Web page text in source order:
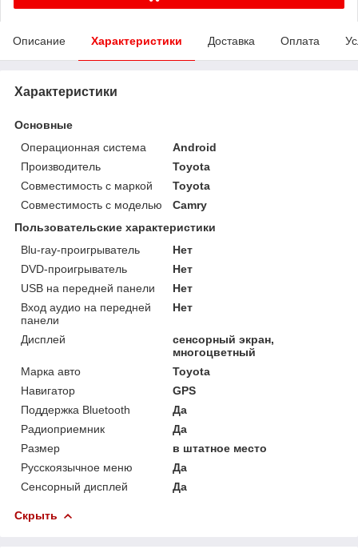
Описание Характеристики Доставка Оплата
Характеристики
Основные
Операционная система
Android
Производитель
Toyota
Совместимость с маркой
Toyota
Совместимость с моделью
Camry
Пользовательские характеристики
Blu-ray-проигрыватель
Нет
DVD-проигрыватель
Нет
USB на передней панели
Нет
Вход аудио на передней
панели
Нет
Дисплей
сенсорный экран,
многоцветный
Марка авто
Toyota
Навигатор
GPS
Поддержка Bluetooth
Да
Радиоприемник
Да
Размер
в штатное место
Русскоязычное меню
Да
Сенсорный дисплей
Да
Скрыть